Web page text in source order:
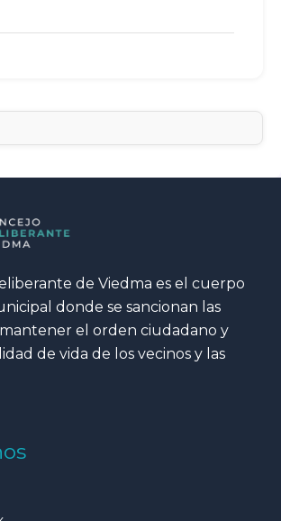
de Viedma es el cuerpo
donde se sancionan las
el orden ciudadano y
de vida de los vecinos y las